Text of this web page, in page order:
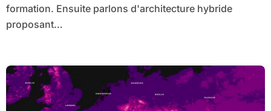
formation. Ensuite parlons d'architecture hybride
proposant…